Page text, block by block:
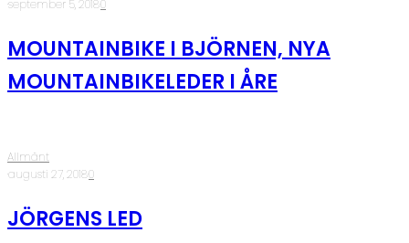
·september 5, 2018·0
MOUNTAINBIKE I BJÖRNEN, NYA
MOUNTAINBIKELEDER I ÅRE
Allmänt
·augusti 27, 2018·0
JÖRGENS LED